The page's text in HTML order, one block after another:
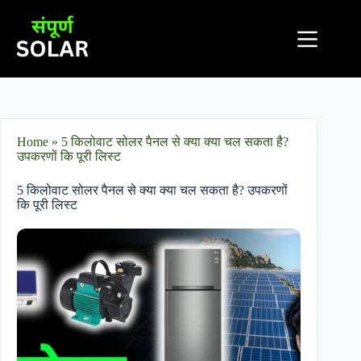
Home » 5 किलोवाट सोलर पैनल से क्या क्या चल सकता है?
उपकरणों कि पूरी लिस्ट
5 किलोवाट सोलर पैनल से क्या क्या चल सकता है? उपकरणों
कि पूरी लिस्ट